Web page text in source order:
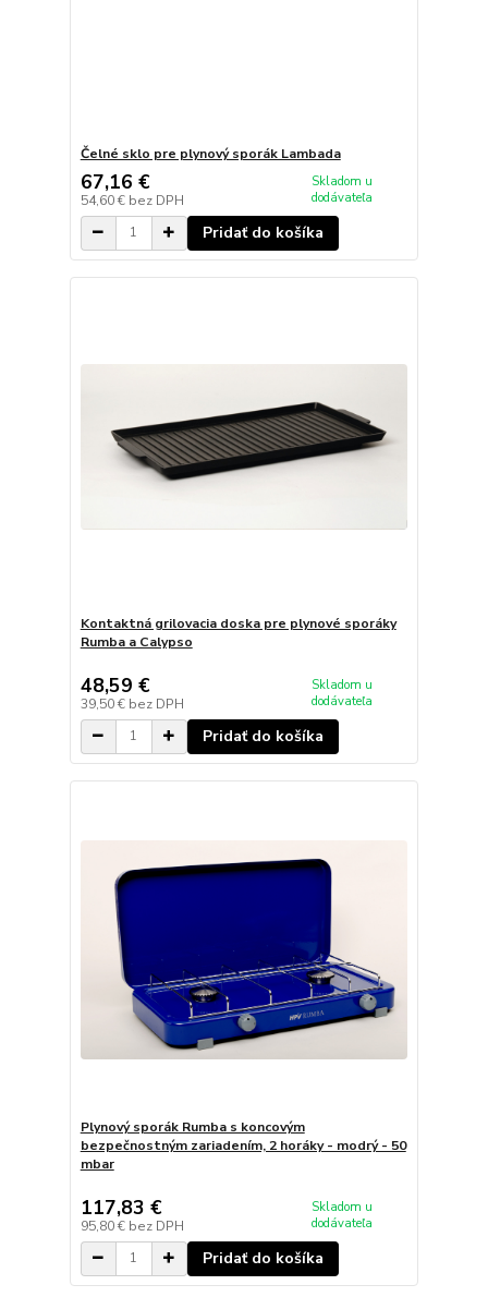
Čelné sklo pre plynový sporák Lambada
67,16 €
54,60 € bez DPH
Skladom u
dodávateľa
Pridať do košíka
Kontaktná grilovacia doska pre plynové sporáky
Rumba a Calypso
48,59 €
39,50 € bez DPH
Skladom u
dodávateľa
Pridať do košíka
Plynový sporák Rumba s koncovým
bezpečnostným zariadením, 2 horáky - modrý - 50
mbar
117,83 €
95,80 € bez DPH
Skladom u
dodávateľa
Pridať do košíka